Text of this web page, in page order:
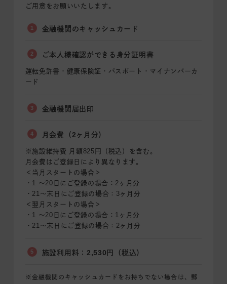
ご用意をお願いいたします。
1 金融機関のキャッシュカード
2 ご本人様確認ができる身分証明書
運転免許書・健康保険証・パスポート・マイナンバーカ
ード
3 金融機関届出印
4 月会費（2ヶ月分）
※施設維持費 月額825円（税込）を含む。
月会費はご登録日により異なります。
＜当月スタートの場合＞
・1 〜20日にご登録の場合：2ヶ月分
・21〜末日にご登録の場合：3ヶ月分
＜翌月スタートの場合＞
・1 〜20日にご登録の場合：1ヶ月分
・21〜末日にご登録の場合：2ヶ月分
5 施設利用料：2,530円（税込）
※金融機関のキャッシュカードをお持ちでない場合は、郵